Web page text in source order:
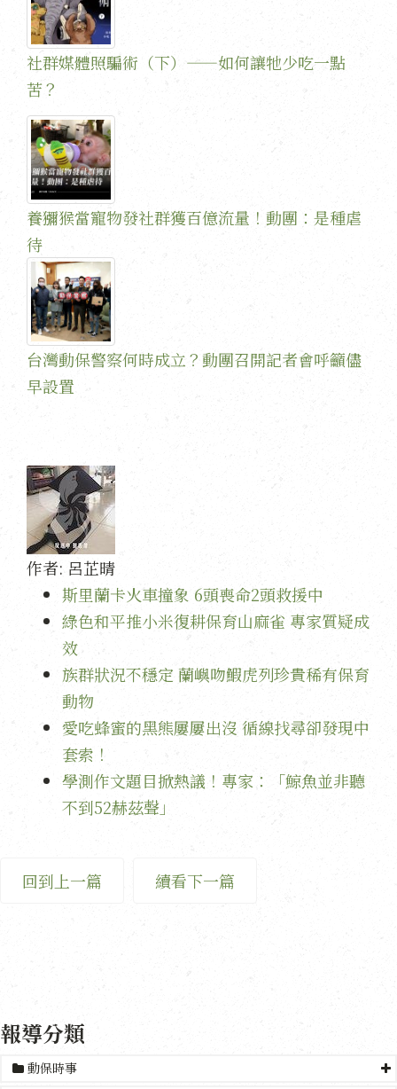
社群媒體照騙術（下）——如何讓牠少吃一點
苦？
養獼猴當寵物發社群獲百億流量！動團：是種虐
待
台灣動保警察何時成立？動團召開記者會呼籲儘
早設置
作者: 呂芷晴
斯里蘭卡火車撞象 6頭喪命2頭救援中
綠色和平推小米復耕保育山麻雀 專家質疑成
效
族群狀況不穩定 蘭嶼吻鰕虎列珍貴稀有保育
動物
愛吃蜂蜜的黑熊屢屢出沒 循線找尋卻發現中
套索！
學測作文題目掀熱議！專家：「鯨魚並非聽
不到52赫茲聲」
回到上一篇 續看下一篇
報導分類
動保時事